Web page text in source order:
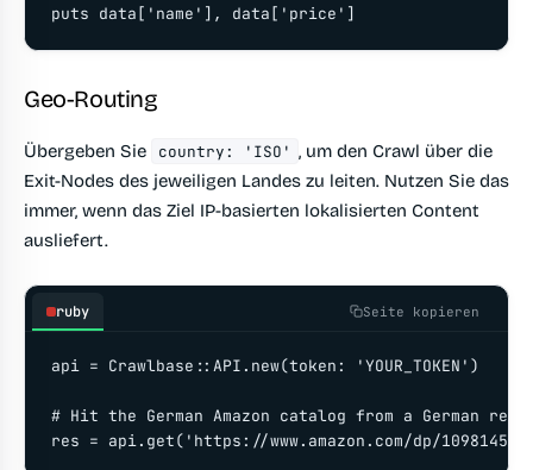
puts data['name'], data['price']
Geo-Routing
Übergeben Sie country: 'ISO' , um den Crawl über die
Exit-Nodes des jeweiligen Landes zu leiten. Nutzen Sie das
immer, wenn das Ziel IP-basierten lokalisierten Content
ausliefert.
ruby Seite kopieren
api = Crawlbase::API.new(token: 'YOUR_TOKEN')
# Hit the German Amazon catalog from a German
res = api.get('https://www.amazon.com/dp/